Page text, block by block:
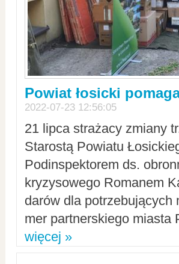
Powiat łosicki
2022-07-23 12:56:05
21 lipca strażacy zmiany
Starostą Powiatu
Podinspektorem ds.
kryzysowego Romanem
darów dla potrzebujących
mer partnerskiego miasta
więcej »